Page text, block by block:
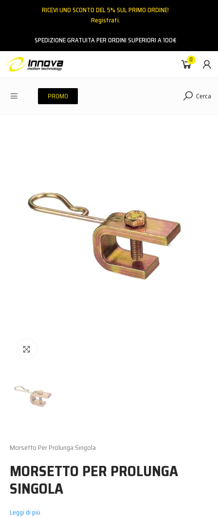
RICEVI UNO SCONTO DEL 5% SUL PRIMO ORDINE!
Registrati.
SPEDIZIONE GRATUITA PER ORDINI SUPERIORI A 100€
0
PROMO Cerca
Morsetto Per Prolunga Singola
MORSETTO PER PROLUNGA
SINGOLA
Leggi di più
Contattaci